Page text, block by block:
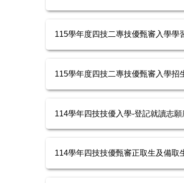
115學年度四技二專技優甄審入學學
115學年度四技二專技優甄審入學招
114學年四技技優入學-登記就讀志
114學年四技技優甄審正取生及備取